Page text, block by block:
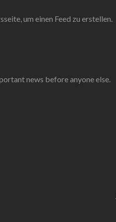
um einen Feed zu erstellen.
news before anyone else.